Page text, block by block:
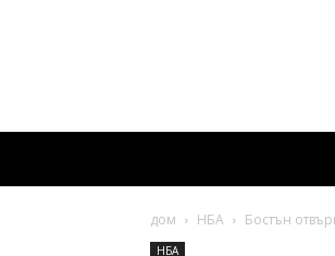
дом НБА Бостън
НБА